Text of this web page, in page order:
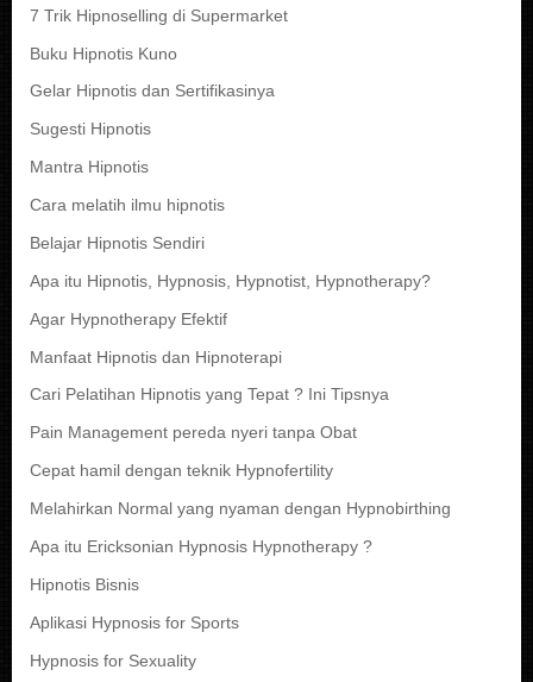
7 Trik Hipnoselling di Supermarket
Buku Hipnotis Kuno
Gelar Hipnotis dan Sertifikasinya
Sugesti Hipnotis
Mantra Hipnotis
Cara melatih ilmu hipnotis
Belajar Hipnotis Sendiri
Apa itu Hipnotis, Hypnosis, Hypnotist, Hypnotherapy?
Agar Hypnotherapy Efektif
Manfaat Hipnotis dan Hipnoterapi
Cari Pelatihan Hipnotis yang Tepat ? Ini Tipsnya
Pain Management pereda nyeri tanpa Obat
Cepat hamil dengan teknik Hypnofertility
Melahirkan Normal yang nyaman dengan Hypnobirthing
Apa itu Ericksonian Hypnosis Hypnotherapy ?
Hipnotis Bisnis
Aplikasi Hypnosis for Sports
Hypnosis for Sexuality